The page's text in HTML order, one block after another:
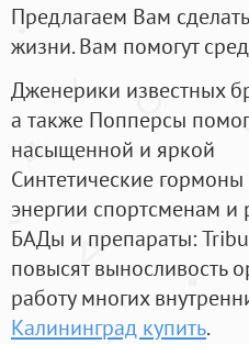
Предлагаем Вам
жизни. Вам помогут
Дженерики известных
а также Попперсы
насыщенной и яркой
Синтетические гормоны
энергии спортсменам
БАДы и препараты:
повысят выносливость
работу многих
Калининград купить.